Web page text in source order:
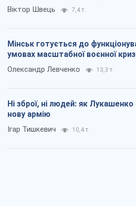
Віктор Швець 7,4 т.
Мінськ готується до
умовах масштабної воєнної
Олександр Левченко 13,3 т.
Ні зброї, ні людей: як
нову армію
Ігар Тишкевич 10,4 т.